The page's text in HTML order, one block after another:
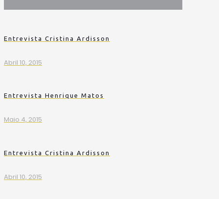
Entrevista Cristina Ardisson
Abril 10, 2015
Entrevista Henrique Matos
Maio 4, 2015
Entrevista Cristina Ardisson
Abril 10, 2015